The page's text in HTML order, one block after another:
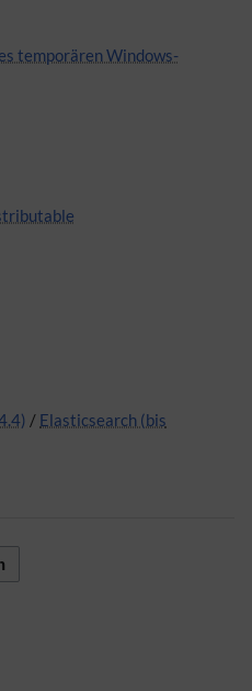
temporären Windows-
/ Elasticsearch (bis